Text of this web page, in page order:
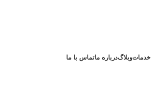
خدماتوبلاگدرباره ماتماس با ما